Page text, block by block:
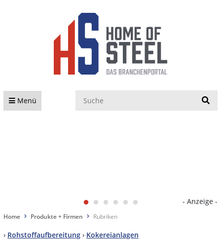
Menü
- Anzeige -
Home Produkte + Firmen Rubriken
› Rohstoffaufbereitung › Kokereianlagen